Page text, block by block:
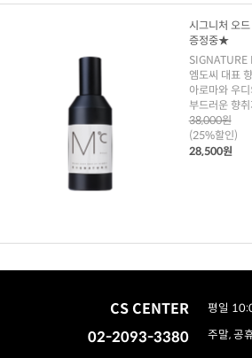
시그니처 오
증정중★
SIGNATURE
엠도씨 대표
아로마와 우
부드러운 향
38,000원
(25%할인)
28,500원
CS CENTER
02-2093-3380
평일
주말, 공